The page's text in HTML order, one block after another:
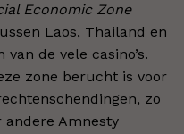
Economic Zone
Laos, Thailand en
de vele casino’s.
zone berucht is voor
zo
Amnesty